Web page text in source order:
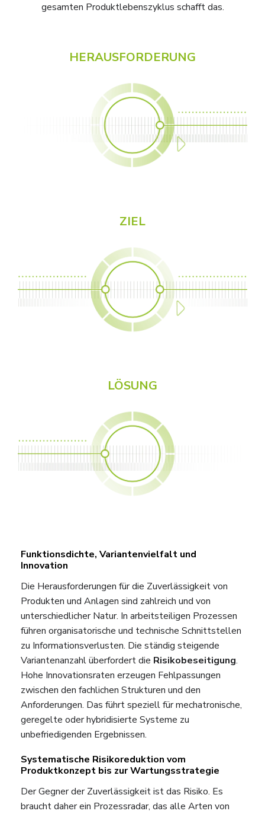
gesamten Produktlebenszyklus schafft das.
HERAUSFORDERUNG
ZIEL
LÖSUNG
Funktionsdichte, Variantenvielfalt und
Innovation
Die Herausforderungen für die Zuverlässigkeit von
Produkten und Anlagen sind zahlreich und von
unterschiedlicher Natur. In arbeitsteiligen Prozessen
führen organisatorische und technische Schnittstellen
zu Informationsverlusten. Die ständig steigende
Variantenanzahl überfordert die Risikobeseitigung.
Hohe Innovationsraten erzeugen Fehlpassungen
zwischen den fachlichen Strukturen und den
Anforderungen. Das führt speziell für mechatronische,
geregelte oder hybridisierte Systeme zu
unbefriedigenden Ergebnissen.
Systematische Risikoreduktion vom
Produktkonzept bis zur Wartungsstrategie
Der Gegner der Zuverlässigkeit ist das Risiko. Es
braucht daher ein Prozessradar, das alle Arten von